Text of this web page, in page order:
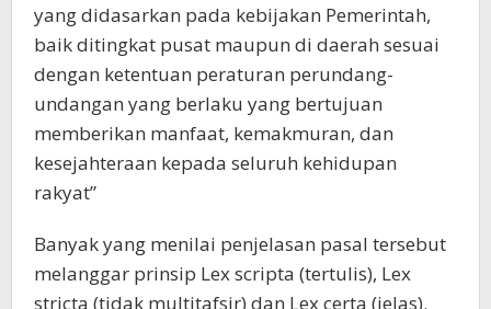
yang didasarkan pada kebijakan Pemerintah,
baik ditingkat pusat maupun di daerah sesuai
dengan ketentuan peraturan perundang-
undangan yang berlaku yang bertujuan
memberikan manfaat, kemakmuran, dan
kesejahteraan kepada seluruh kehidupan
rakyat”
Banyak yang menilai penjelasan pasal tersebut
melanggar prinsip Lex scripta (tertulis), Lex
stricta (tidak multitafsir) dan Lex certa (jelas).